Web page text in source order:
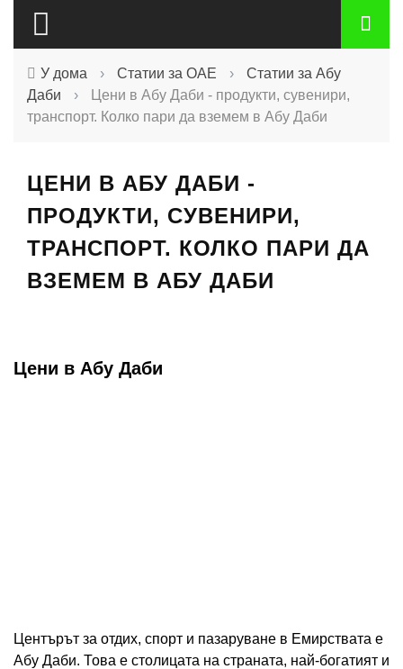
У дома › Статии за ОАЕ ›
Статии за Абу
Даби
›
Цени в Абу Даби - продукти, сувенири,
транспорт. Колко пари да вземем в Абу Даби
ЦЕНИ В АБУ ДАБИ -
ПРОДУКТИ, СУВЕНИРИ,
ТРАНСПОРТ. КОЛКО ПАРИ ДА
ВЗЕМЕМ В АБУ ДАБИ
Цени в Абу Даби
Центърът за отдих, спорт и пазаруване в Емирствата е
Абу Даби. Това е столицата на страната, най-богатият и